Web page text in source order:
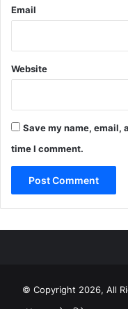
Email
Website
Save my name, email,
time I comment.
© Copyright 2026, All